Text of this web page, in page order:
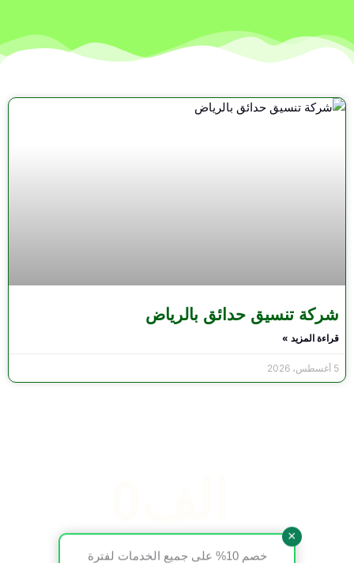
شركة تنسيق حدائق بالرياض
قراءة المزيد »
5 أغسطس، 2026
المشاريع المنجزة
×
خصم 10% على جميع الخدمات لفترة